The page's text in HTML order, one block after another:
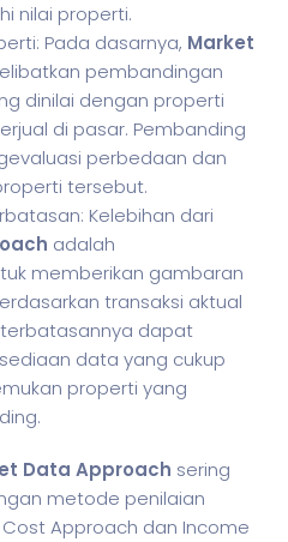
nilai properti.
Pada dasarnya, Market
pembandingan
dinilai dengan properti
di pasar. Pembanding
perbedaan dan
tersebut.
Kelebihan dari
adalah
memberikan gambaran
transaksi aktual
dapat
data yang cukup
properti yang
Data Approach sering
metode penilaian
Approach dan Income